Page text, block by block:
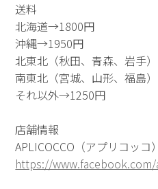
送料
北海道→1800円
沖縄→1950円
北東北（秋田、青森、岩手
南東北（宮城、山形、福島
それ以外→1250円
店舗情報
APLICOCCO（アプリコッコ）
https://